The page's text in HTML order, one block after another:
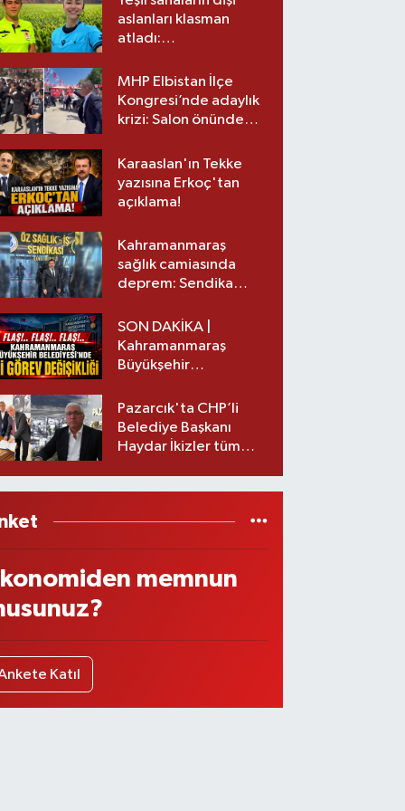
aslanları klasman
atladı:
üst lige iki transfer!
MHP Elbistan İlçe
Kongresi’nde adaylık
krizi: Salon önünde
Karaaslan'ın Tekke
yazısına Erkoç'tan
açıklama!
Kahramanmaraş
sağlık camiasında
deprem: Sendika
SON DAKİKA |
Kahramanmaraş
Büyükşehir
görev değişikliği!
Pazarcık'ta CHP’li
Belediye Başkanı
Haydar İkizler tüm
memnun
Katıl